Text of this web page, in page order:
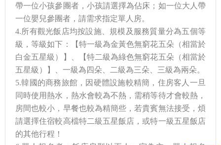
帶一位小孩參團者，小孩請選擇為佔床；如一位大人帶
一位嬰兒參團者，請需求指定單人房。
4.所有觀光飯店均按設施、規模及服務質量分為五個等
級，等級如下：【特一級為金黃色無窮花五朵（相當於
白金五星級）】、【特二級為綠色無窮花五朵（相當於
五星級）】、一級為四朵、二級為三朵、三級為兩朵。
5.韓國的商務旅館，因硬體設施較精簡，住房客人一旦
同時使用熱水，熱水會較為不熱，需稍等待才會較熱，
房間也較小，早餐也較為精簡些，若貴賓無法接受，煩
請選擇住宿較高檔特二級五星飯店，或特一級五星飯店
的其他行程！